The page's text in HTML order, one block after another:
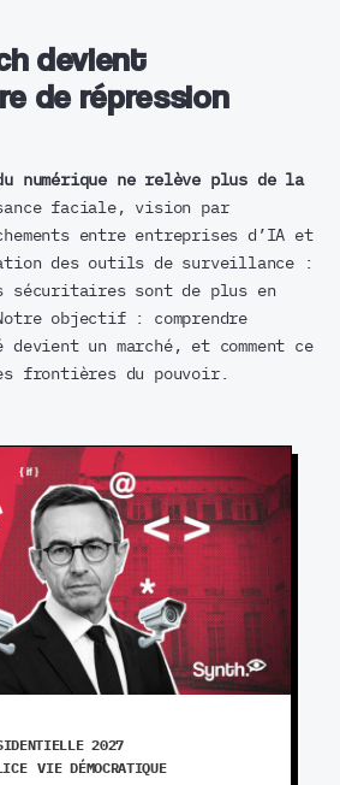
devient
de répression
numérique ne relève plus de la
faciale, vision par
entre entreprises d’IA et
des outils de surveillance :
sécuritaires sont de plus en
objectif : comprendre
devient un marché, et comment ce
frontières du pouvoir.
2027
VIE DÉMOCRATIQUE